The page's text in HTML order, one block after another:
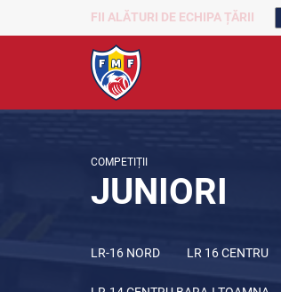
FII ALĂTURI DE ECHIPA ȚĂRII
COMPETIȚII
JUNIORI
LR-16 NORD LR 16 CENTRU